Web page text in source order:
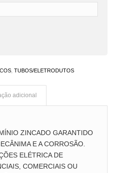
, TUBOS/ELETRODUTOS
adicional
ZINCADO GARANTIDO
E A CORROSÃO.
ELÉTRICA DE
COMERCIAIS OU